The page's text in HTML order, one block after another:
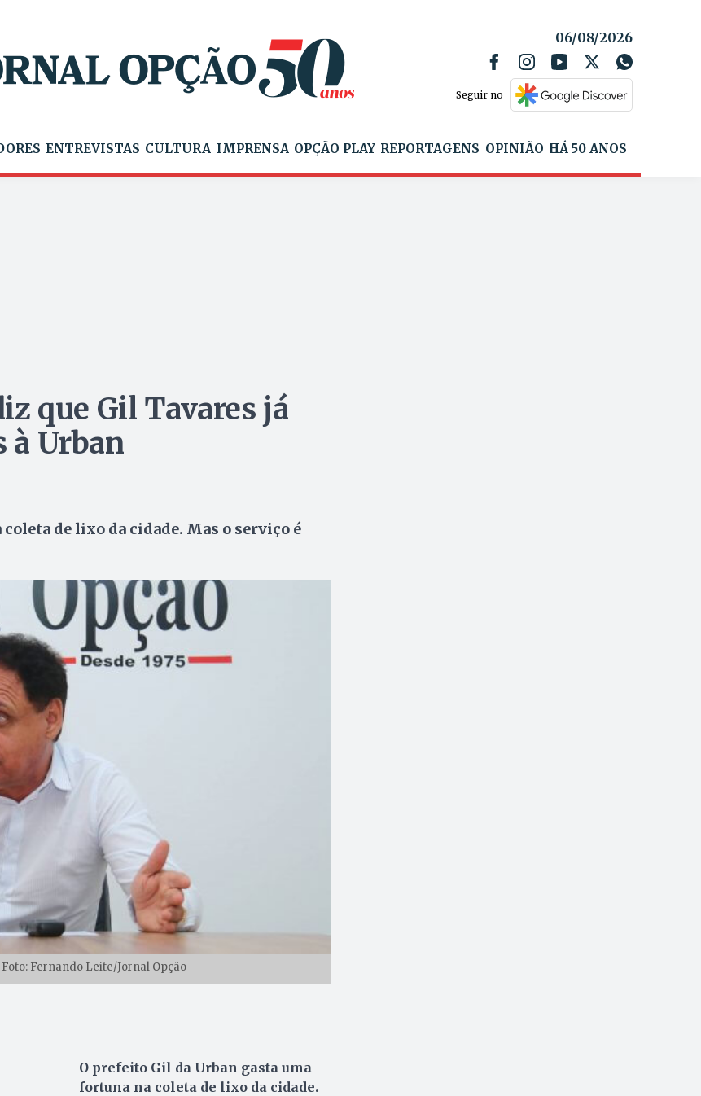
06/08/2026
Seguir no
ENTREVISTAS CULTURA IMPRENSA OPÇÃO PLAY REPORTAGENS OPINIÃO HÁ 50 ANOS
que Gil Tavares já
à Urban
de lixo da cidade. Mas o serviço é
Fernando Leite/Jornal Opção
O prefeito Gil da Urban gasta uma
fortuna na coleta de lixo da cidade.